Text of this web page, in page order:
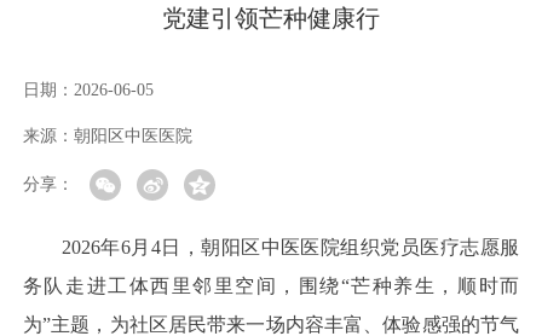
党建引领芒种健康行
日期： 2026-06-05
来源： 朝阳区中医医院
分享：
2026年6月4日，朝阳区中医医院组织党员医疗志愿服
务队走进工体西里邻里空间，围绕“芒种养生，顺时而
为”主题，为社区居民带来一场内容丰富、体验感强的节气